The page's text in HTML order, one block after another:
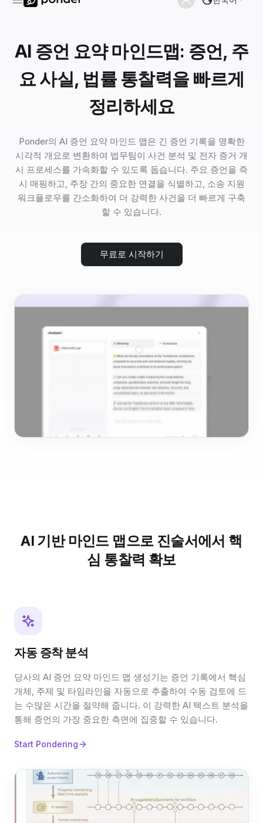
AI 증언 요약 마인드맵: 증언, 주
요 사실, 법률 통찰력을 빠르게
정리하세요
Ponder의 AI 증언 요약 마인드 맵은 긴 증언 기록을 명확한
시각적 개요로 변환하여 법무팀이 사건 분석 및 전자 증거 개
시 프로세스를 가속화할 수 있도록 돕습니다. 주요 증언을 즉
시 매핑하고, 주장 간의 중요한 연결을 식별하고, 소송 지원
워크플로우를 간소화하여 더 강력한 사건을 더 빠르게 구축
할 수 있습니다.
무료로 시작하기
AI 기반 마인드 맵으로 진술서에서 핵
심 통찰력 확보
자동 증착 분석
당사의 AI 증언 요약 마인드 맵 생성기는 증언 기록에서 핵심
개체, 주제 및 타임라인을 자동으로 추출하여 수동 검토에 드
는 수많은 시간을 절약해 줍니다. 이 강력한 AI 텍스트 분석을
통해 증언의 가장 중요한 측면에 집중할 수 있습니다.
Start Pondering